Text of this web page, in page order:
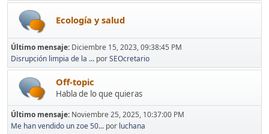
Ecología y salud
Último mensaje: Diciembre 15, 2023, 09:38:45 PM
Disrupción limpia de la ... porSEOcretario
Off-topic
Habla de lo que quieras
Último mensaje: Noviembre 25, 2025, 10:37:00 PM
Me han vendido un zoe 50... por luchana